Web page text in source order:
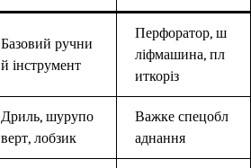
Базовий ручни
й інструмент
Перфоратор, ш
ліфмашина, пл
иткоріз
Дриль, шурупо
верт, лобзик
Важке спецобл
аднання